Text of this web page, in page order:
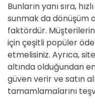
Bunların yanı sıra,
sunmak da dönüşüm
faktördür.
için çeşitli popüler
etmelisiniz. Ayrıca,
altında olduğundan
güven verir ve satın
tamamlamalarını